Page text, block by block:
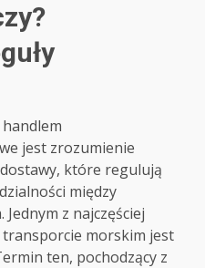
jest zrozumienie
które regulują
między
z najczęściej
morskim jest
ten, pochodzący z